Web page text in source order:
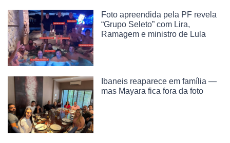
Foto apreendida pela PF revela
“Grupo Seleto” com Lira,
Ramagem e ministro de Lula
Ibaneis reaparece em família —
mas Mayara fica fora da foto